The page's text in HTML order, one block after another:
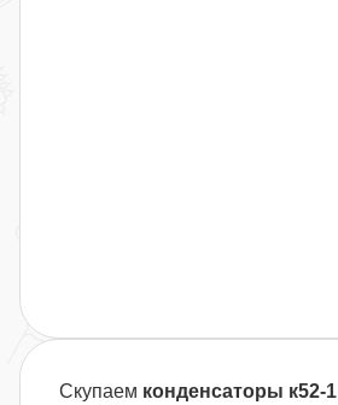
Скупаем конденсаторы к52-1